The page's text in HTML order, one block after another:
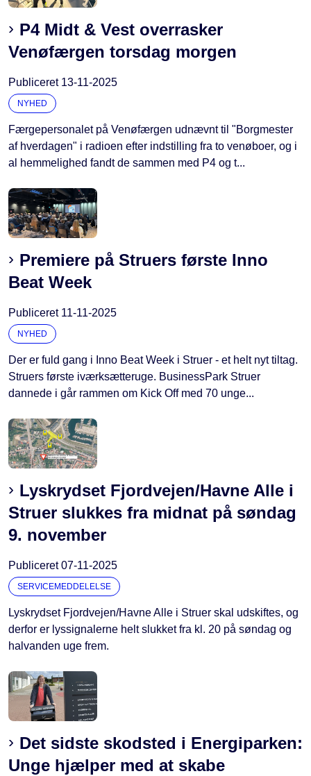
P4 Midt & Vest overrasker
Venøfærgen torsdag morgen
Publiceret 13-11-2025
NYHED
Færgepersonalet på Venøfærgen udnævnt til "Borgmester
af hverdagen" i radioen efter indstilling fra to venøboer, og i
al hemmelighed fandt de sammen med P4 og t...
Premiere på Struers første Inno
Beat Week
Publiceret 11-11-2025
NYHED
Der er fuld gang i Inno Beat Week i Struer - et helt nyt tiltag.
Struers første iværksætteruge. BusinessPark Struer
dannede i går rammen om Kick Off med 70 unge...
Lyskrydset Fjordvejen/Havne Alle i
Struer slukkes fra midnat på søndag
9. november
Publiceret07-11-2025
SERVICEMEDDELELSE
Lyskrydset Fjordvejen/Havne Alle i Struer skal udskiftes, og
derfor er lyssignalerne helt slukket fra kl. 20 på søndag og
halvanden uge frem.
Det sidste skodsted i Energiparken:
Unge hjælper med at skabe